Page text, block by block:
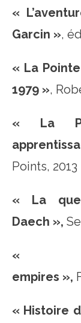
«
Garcin »,
« La
1979 »,
« La
Points, 2013
« La
Daech »,
«
empires »,
« Histoire